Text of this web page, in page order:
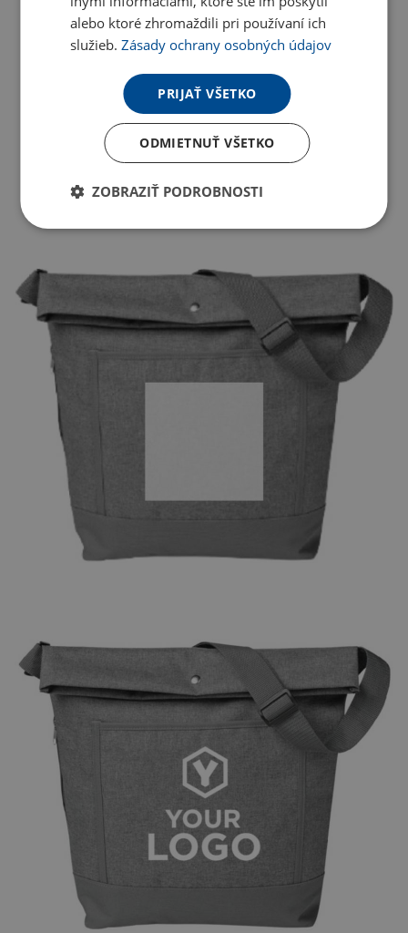
alebo ktoré zhromaždili pri používaní ich
služieb.Zásady ochrany osobných údajov
PRIJAŤ VŠETKO
ODMIETNUŤ VŠETKO
ZOBRAZIŤ PODROBNOSTI